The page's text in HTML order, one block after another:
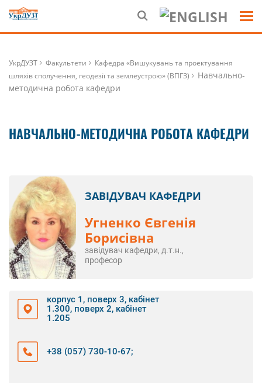
УкрДУЗТ Факультети
Кафедра «Вишукувань та проектування
шляхів сполучення, геодезії та землеустрою» (ВПГЗ)
Навчально-
методична робота кафедри
НАВЧАЛЬНО-МЕТОДИЧНА РОБОТА КАФЕДРИ
ЗАВІДУВАЧ КАФЕДРИ
Угненко Євгенія
Борисівна
завідувач кафедри, д.т.н.,
професор
корпус 1, поверх 3, кабінет
1.300, поверх 2, кабінет
1.205
+38 (057) 730-10-67;